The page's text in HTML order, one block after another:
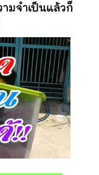
มจำเป็นแล้วก็